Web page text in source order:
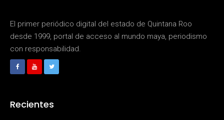
El primer periódico digital del estado de Quintana Roo
desde 1999, portal de acceso al mundo maya, periodismo
con responsabilidad.
Recientes